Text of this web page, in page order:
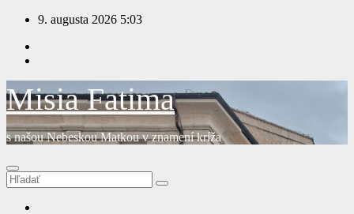
Prejsť
obsah
9. augusta 2026 5:03
Misia Fatima
s našou Nebeskou Matkou v znamení kríža